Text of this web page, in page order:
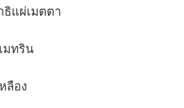
ธิแผ่เมตตา
ทริน
อง